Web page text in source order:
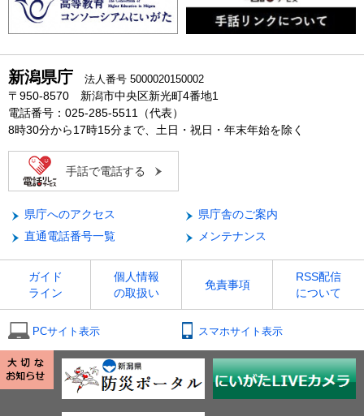
新潟県庁 法人番号 5000020150002
〒950-8570 新潟市中央区新光町4番地1
電話番号：025-285-5511（代表）
8時30分から17時15分まで、土日・祝日・年末年始を除く
手話で電話する
県庁へのアクセス
県庁舎のご案内
直通電話番号一覧
メンテナンス
ガイド
ライン
個人情報
の取扱い
免責事項
RSS配信
について
PCサイト表示 スマホサイト表示